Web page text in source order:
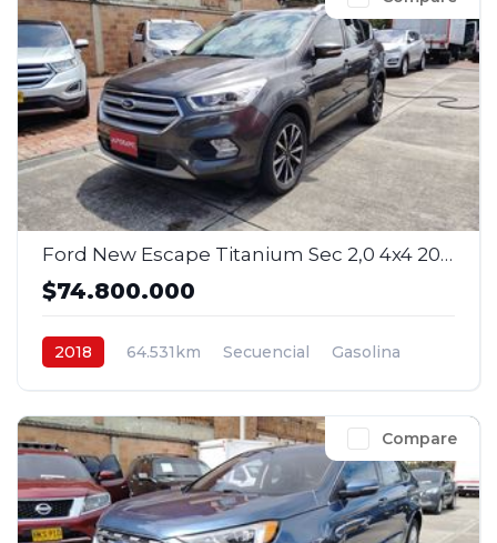
Ford New Escape Titanium Sec 2,0 4x4 2018
$74.800.000
2018 64.531km Secuencial
Gasolina
Compare